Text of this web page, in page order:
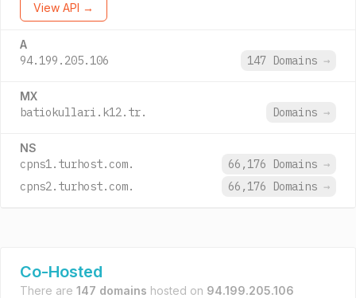
View API →
A
94.199.205.106 147 Domains →
MX
batiokullari.k12.tr. Domains →
NS
cpns1.turhost.com. 66,176 Domains →
cpns2.turhost.com.
66,176 Domains →
Co-Hosted
There are 147 domains hosted on 94.199.205.106